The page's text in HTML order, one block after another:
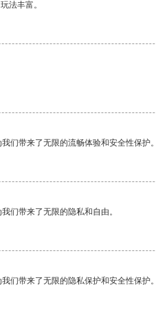
法丰富。
们带来了无限的流畅体验和安全性保护
们带来了无限的隐私和自由。
们带来了无限的隐私保护和安全性保护